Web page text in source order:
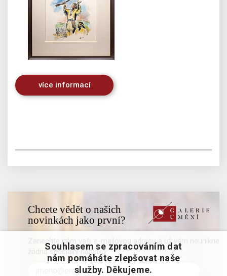
více informací
Chcete vědět o našich
novinkách jako první?
Zanechte nám vaši e-mailovou adresu a už vám neunikne
žádná speciální nabídka
Souhlasem se zpracováním dat
nám pomáháte zlepšovat naše
služby. Děkujeme.